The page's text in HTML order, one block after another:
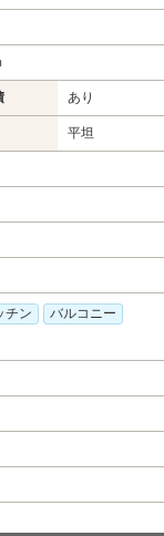
あり
平坦
チン
バルコニー